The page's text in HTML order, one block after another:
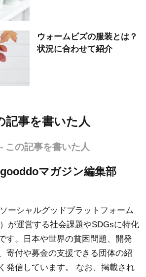
ウォームビズの服装とは？
状況に合わせて紹介
記事を書いた人
- この記事を書いた人
gooddoマガジン編集部
ーシャルグッドプラットフォーム
が運営する社会課題やSDGsに特化
す。日本や世界の貧困問題、開発
寄付や募金の支援できる団体の紹
発信しています。 なお、掲載され